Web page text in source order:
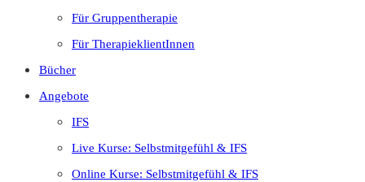
Für Gruppentherapie
Für TherapieklientInnen
Bücher
Angebote
IFS
Live Kurse: Selbstmitgefühl & IFS
Online Kurse: Selbstmitgefühl & IFS